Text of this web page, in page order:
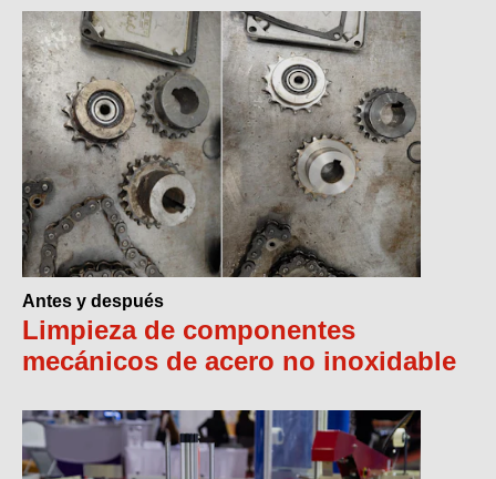
Antes y después
Limpieza de componentes
mecánicos de acero no inoxidable